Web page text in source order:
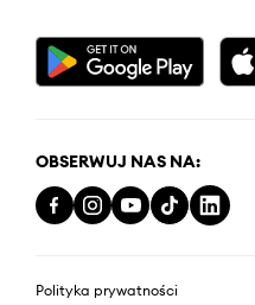
OBSERWUJ NAS NA:
Polityka prywatności